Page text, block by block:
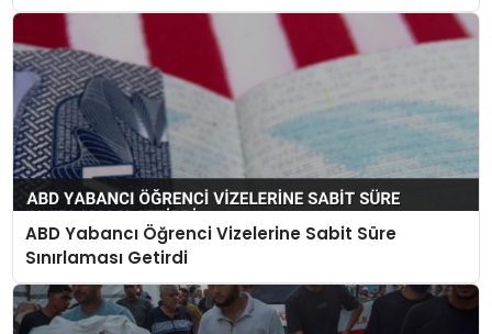
ABD Yabancı Öğrenci Vizelerine Sabit Süre
Sınırlaması Getirdi